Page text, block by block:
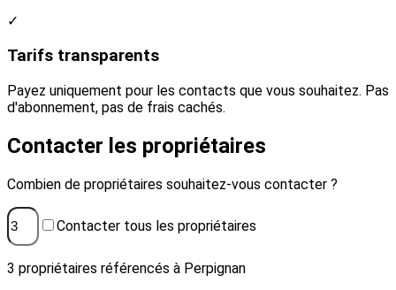
✓
Tarifs transparents
Payez uniquement pour les contacts que vous souhaitez. Pas
d'abonnement, pas de frais cachés.
Contacter les propriétaires
Combien de propriétaires souhaitez-vous contacter ?
Contacter tous les propriétaires
3 propriétaires référencés à Perpignan